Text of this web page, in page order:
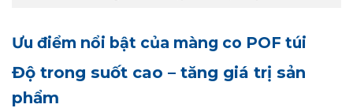
Ưu điểm nổi bật của màng co POF túi
Độ trong suốt cao – tăng giá trị sản
phẩm